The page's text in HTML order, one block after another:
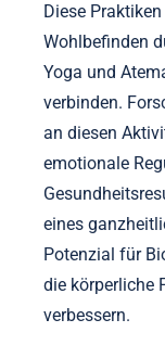
Diese
Wohlbefinden
Yoga und
verbinden.
an diesen
emotionale
eines
Potenzial für
die körperliche
verbessern.